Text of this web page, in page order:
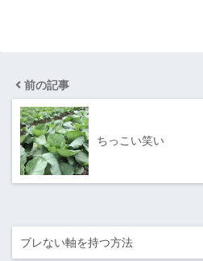
前の記事
ちっこい笑い
ブレない軸を持つ方法